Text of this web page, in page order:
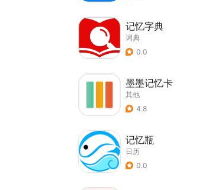
记忆字典
词典
0.0
墨墨记忆卡
其他
4.8
记忆瓶
日历
0.0